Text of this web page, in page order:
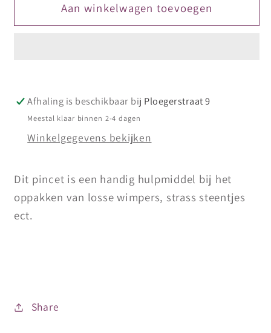
Pincet
rosé
Pincet
rosé
Aan winkelwagen toevoegen
Afhaling is beschikbaar bij Ploegerstraat 9
Meestal klaar binnen 2-4 dagen
Winkelgegevens bekijken
Dit pincet is een handig hulpmiddel bij het
oppakken van losse wimpers, strass steentjes
ect.
Share